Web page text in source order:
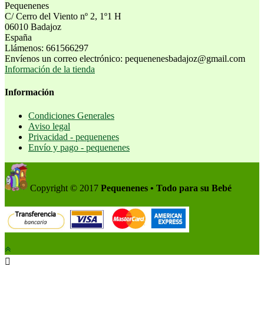
Pequenenes
C/ Cerro del Viento nº 2, 1º1 H
06010 Badajoz
España
Llámenos: 661566297
Envíenos un correo electrónico: pequenenesbadajoz@gmail.com
Información de la tienda
Información
Condiciones Generales
Aviso legal
Privacidad - pequenenes
Envío y pago - pequenenes
Copyright © 2017 Pequenenes • Todo para su Bebé
